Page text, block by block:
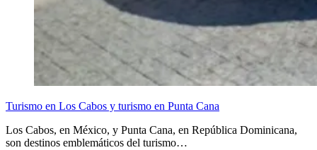
Turismo en Los Cabos y turismo en Punta Cana
Los Cabos, en México, y Punta Cana, en República Dominicana,
son destinos emblemáticos del turismo…